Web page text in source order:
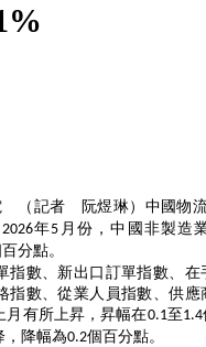
（記者 阮煜琳）中國物流
2026年5 月份，中國非製造
分點。
指數、新出口訂單指數、在
指數、從業人員指數、供應
月有所上昇，昇幅在0.1至 1.4
，降幅為0.2個百分點。